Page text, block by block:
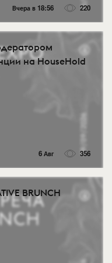
Вчера в 18:56 220
на HouseHold
6 Авг 356
BRUNCH